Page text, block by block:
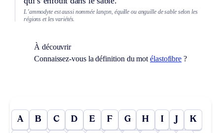
L’ammodyte est aussi nommée lançon, équille ou anguille de sable selon les
régions et les variétés.
À découvrir
Connaissez-vous la définition du motélastofibre ?
A B C D E F G H I J K